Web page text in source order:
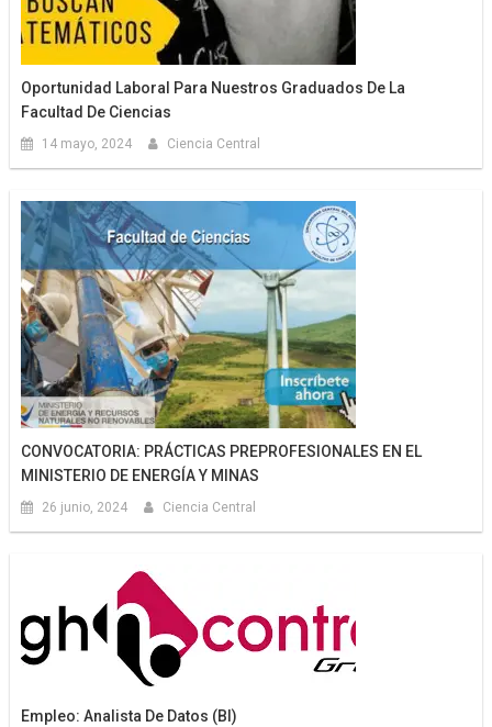
Oportunidad Laboral Para Nuestros Graduados De La
Facultad De Ciencias
14 mayo, 2024 Ciencia Central
CONVOCATORIA: PRÁCTICAS PREPROFESIONALES EN EL
MINISTERIO DE ENERGÍA Y MINAS
26 junio, 2024 Ciencia Central
Empleo: Analista De Datos (BI)